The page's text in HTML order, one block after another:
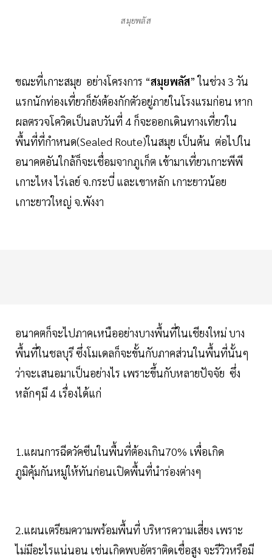
สมุยพลัส
ขณะที่เกาะสมุย อย่างโครงการ “สมุยพลัส” ในช่วง 3 วัน
แรกนักท่องเที่ยวก็ยังต้องกักตัวอยู่ภายในโรงแรมก่อน หาก
ผลตรวจโควิดเป็นลบวันที่ 4 ก็จะออกเดินทางเที่ยวใน
พื้นที่ที่กำหนด(Sealed Route)ในสมุย เป็นต้น ต่อไปใน
อนาคตอันใกล้ก็จะเชื่อมจากภูเก็ต เข้ามาเที่ยวเกาะพีพี
เกาะไหง ไร่เลย์ จ.กระบี่ และเขาหลัก เกาะยาวน้อย
เกาะยาวใหญ่ จ.พังงา
อนาคตก็จะไปภาคเหนืออย่างบางพื้นที่ในเชียงใหม่ บาง
พื้นที่ในชลบุรี ซึ่งโมเดลก็จะขั้นกับภาคส่วนในพื้นที่นั้นๆ
ว่าจะเสนอมาเป็นอย่างไร เพราะขึ้นกับหลายปัจจัย ซึ่ง
หลักๆมี 4 เรื่องได้แก่
1.แผนการฉีดวัคซีนในพื้นที่ต้องเกิน70% เพื่อเกิด
ภูมิคุ้มกันหมู่ให้ทันก่อนเปิดพื้นที่นำร่องต่างๆ
2.แผนเตรียมความพร้อมพื้นที่ บริหารความเสี่ยง เพราะ
ไม่มีอะไรแน่นอน เช่นเกิดพบอัตราติดเชื่อสูง จะรีวิวหรือมี